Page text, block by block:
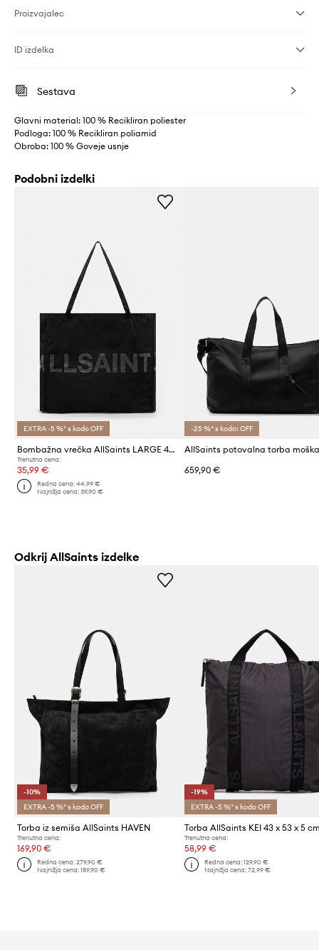
Proizvajalec
ID izdelka
Sestava
Glavni material: 100 % Recikliran poliester
Podloga: 100 % Recikliran poliamid
Obroba: 100 % Goveje usnje
Podobni izdelki
EXTRA -5 %* s kodo OFF
Bombažna vrečka AllSaints LARGE 46 x 42 x 19 c
Trenutna cena:
35,99 €
Redna cena:44,99 €
Najnižja cena:39,90 €
-25 %* s kodo: OFF
659,90 €
Odkrij AllSaints izdelke
-10%
EXTRA -5 %* s kodo OFF
Torba iz semiša AllSaints HAVEN
Trenutna cena:
169,90 €
Redna cena:279,90 €
Najnižja cena:189,90 €
-19%
EXTRA -5 %* s kodo OFF
Torba AllSaints KEI 43 x 53 x 5
Trenutna cena:
58,99 €
Redna cena: 129,90 €
Najnižja cena: 72,99 €